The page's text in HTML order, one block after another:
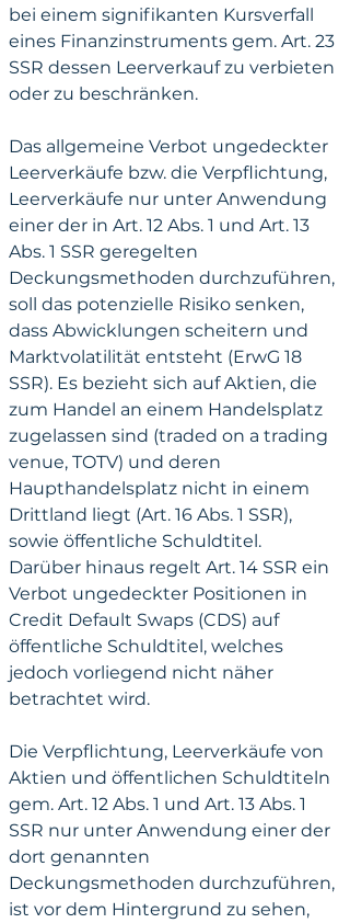
bei einem signifikanten Kursverfall
eines Finanzinstruments gem. Art. 23
SSR dessen Leerverkauf zu verbieten
oder zu beschränken.
Das allgemeine Verbot ungedeckter
Leerverkäufe bzw. die Verpflichtung,
Leerverkäufe nur unter Anwendung
einer der in Art. 12 Abs. 1 und Art. 13
Abs. 1 SSR geregelten
Deckungsmethoden durchzuführen,
soll das potenzielle Risiko senken,
dass Abwicklungen scheitern und
Marktvolatilität entsteht (ErwG 18
SSR). Es bezieht sich auf Aktien, die
zum Handel an einem Handelsplatz
zugelassen sind (traded on a trading
venue, TOTV) und deren
Haupthandelsplatz nicht in einem
Drittland liegt (Art. 16 Abs. 1 SSR),
sowie öffentliche Schuldtitel.
Darüber hinaus regelt Art. 14 SSR ein
Verbot ungedeckter Positionen in
Credit Default Swaps (CDS) auf
öffentliche Schuldtitel, welches
jedoch vorliegend nicht näher
betrachtet wird.
Die Verpflichtung, Leerverkäufe von
Aktien und öffentlichen Schuldtiteln
gem. Art. 12 Abs. 1 und Art. 13 Abs. 1
SSR nur unter Anwendung einer der
dort genannten
Deckungsmethoden durchzuführen,
ist vor dem Hintergrund zu sehen,